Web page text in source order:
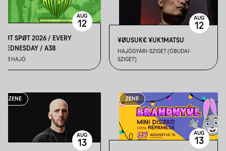
HØT SPØT 2026 / EVERY
WEDNESDAY / A38
A38 HAJÓ
AUG
12
¥ØU$UK€ ¥UK1MAT$U
HAJÓGYÁRI-SZIGET (ÓBUDAI-
SZIGET)
AUG
12
ZENE
AUG
13
ZENE
AUG
13